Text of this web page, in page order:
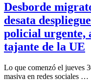
Desborde
desata
policial urgente,
tajante de la UE
Lo que comenzó el jueves
masiva en redes sociales …